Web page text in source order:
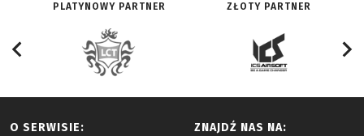
PLATYNOWY PARTNER ZŁOTY PARTNER
O SERWISIE: ZNAJDŹ NAS NA: